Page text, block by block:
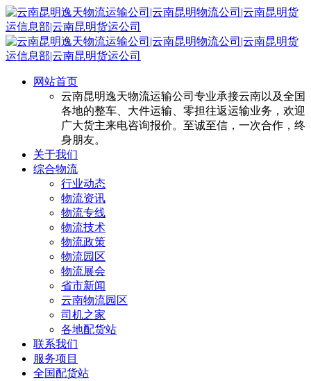
网站首页
云南昆明逸天物流运输公司专业承接云南以及全国
各地的整车、大件运输、零担往返运输业务，欢迎
广大货主来电咨询报价。至诚至信，一次合作，终
身朋友。
关于我们
综合物流
行业动态
物流资讯
物流专线
物流技术
物流政策
物流园区
物流展会
省市新闻
云南物流园区
司机之家
各地配货站
联系我们
服务项目
全国配货站